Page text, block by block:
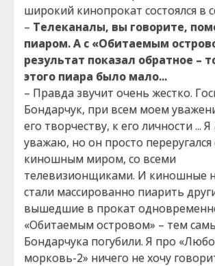
широкий кинопрокат состоялся в
– Телеканалы, вы говорите,
пиаром. А с «Обитаемым
результат показал обратное –
этого пиара было мало...
– Правда звучит очень жестко.
Бондарчук, при всем моем
его творчеству, к его личности ... Я
уважаю, но он просто переругался
киношным миром, со всеми
телевизионщиками. И киношные
стали массированно пиарить
вышедшие в прокат
«Обитаемым островом» – тем
Бондарчука погубили. Я про
морковь-2» ничего не хочу